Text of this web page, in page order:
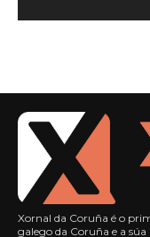
Xornal da Coruña é o
galego da Coruña e a